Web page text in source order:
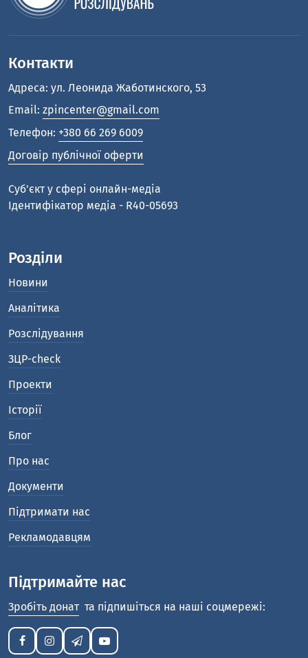
Контакти
Адреса: ул. Леонида Жаботинского, 53
Email: zpincenter@gmail.com
Телефон: +380 66 269 6009
Договір публічної оферти
Cуб'єкт у сфері онлайн-медіа
Ідентифікатор медіа - R40-05693
Розділи
Новини
Аналітика
Розслідування
ЗЦР-check
Проекти
Історії
Блог
Про нас
Документи
Підтримати нас
Рекламодавцям
Підтримайте нас
Зробіть донат та підпишіться на наші соцмережі: